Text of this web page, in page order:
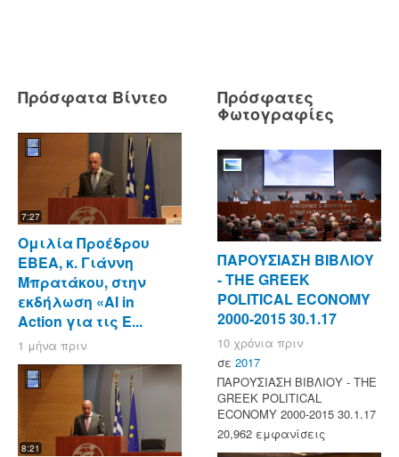
Πρόσφατα Βίντεο
7:27
Ομιλία Προέδρου
ΕΒΕΑ, κ. Γιάννη
Μπρατάκου, στην
εκδήλωση «AI in
Action για τις Ε...
1 μήνα πριν
8:21
Πρόσφατες
Φωτογραφίες
ΠΑΡΟΥΣΙΑΣΗ ΒΙΒΛΙΟΥ
- ΤΗΕ GREEK
POLITICAL ECONOMY
2000-2015 30.1.17
10 χρόνια πριν
σε 2017
ΠΑΡΟΥΣΙΑΣΗ ΒΙΒΛΙΟΥ - ΤΗΕ
GREEK POLITICAL
ECONOMY 2000-2015 30.1.17
20,962 εμφανίσεις